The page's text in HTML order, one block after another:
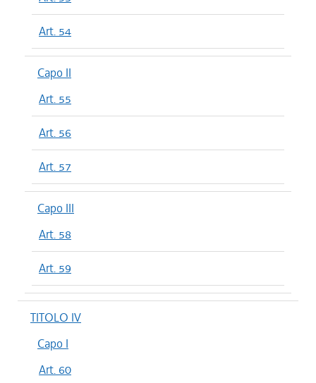
Art. 54
Capo II
Art. 55
Art. 56
Art. 57
Capo III
Art. 58
Art. 59
TITOLO IV
Capo I
Art. 60